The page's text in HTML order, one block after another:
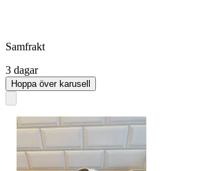
Samfrakt
3 dagar
Hoppa över karusell